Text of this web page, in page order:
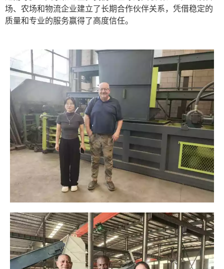
场、农场和物流企业建立了长期合作伙伴关系，凭借稳定的
质量和专业的服务赢得了高度信任。